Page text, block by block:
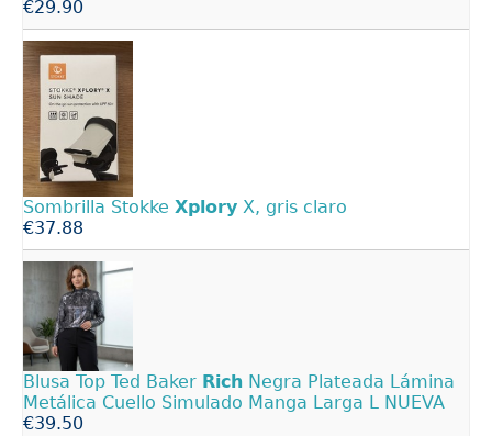
€29.90
Sombrilla Stokke Xplory X, gris claro
€37.88
Blusa Top Ted Baker Rich Negra Plateada Lámina
Metálica Cuello Simulado Manga Larga L NUEVA
€39.50